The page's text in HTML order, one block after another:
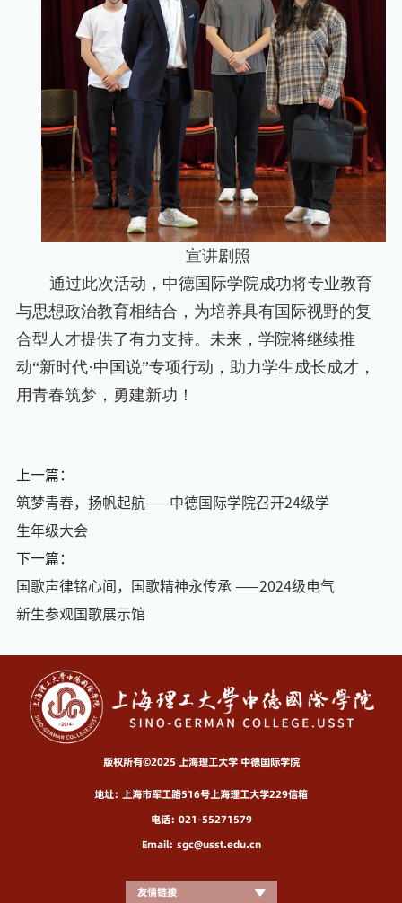
宣讲剧照
通过此次活动，中德国际学院成功将专业教育
与思想政治教育相结合，为培养具有国际视野的复
合型人才提供了有力支持。未来，学院将继续推
动“新时代·中国说”专项行动，助力学生成长成才，
用青春筑梦，勇建新功！
上一篇：
筑梦青春，扬帆起航——中德国际学院召开24级学
生年级大会
下一篇：
国歌声律铭心间，国歌精神永传承 ——2024级电气
新生参观国歌展示馆
版权所有©2025 上海理工大学 中德国际学院
地址：上海市军工路516号上海理工大学229信箱
电话：021-55271579
Email：sgc@usst.edu.cn
友情链接